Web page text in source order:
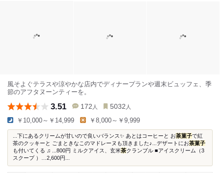
風そよぐテラスや涼やかな店内でディナープランや週末ビュッフェ、季
節のアフタヌーンティーを。
3.51 172 人 5032 人
￥10,000～￥14,999 ￥8,000～￥9,999
...下にあるクリームが甘いので良いバランス✨ あとはコーヒーと お茶菓子で紅
茶のクッキーと ごまときなこのマドレーヌも頂きました♪...デザートにお茶菓子
も付いてくる ♫ ⁡...800円 ミルクアイス、玄米茶クランブル ■アイスクリーム（3
スクープ ）…2,600円...